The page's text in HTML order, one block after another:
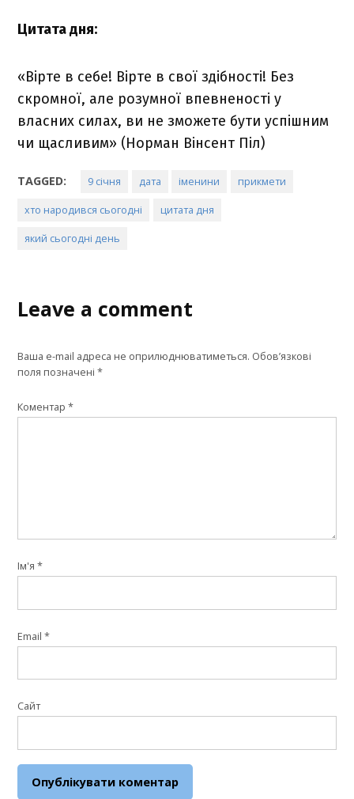
Цитата дня:
«Вірте в себе! Вірте в свої здібності! Без
скромної, але розумної впевненості у
власних силах, ви не зможете бути успішним
чи щасливим» (Норман Вінсент Піл)
TAGGED: 9 січня дата іменини прикмети
хто народився сьогодні цитата дня
який сьогодні день
Leave a comment
Ваша e-mail адреса не оприлюднюватиметься. Обов’язкові
поля позначені*
Коментар*
Ім'я*
Email*
Сайт